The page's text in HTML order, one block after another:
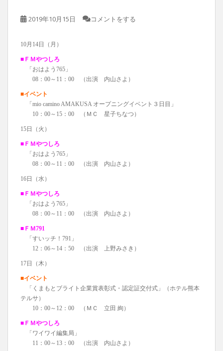
2019年10月15日 コメントをする
10月14日（月）
■ＦＭやつしろ
「おはよう765」
08：00～11：00 （出演 内山さよ）
■イベント
「mio camino AMAKUSA オープニングイベント３日目」
10：00～15：00 （ＭＣ 星子ちなつ）
15日（火）
■ＦＭやつしろ
「おはよう765」
08：00～11：00 （出演 内山さよ）
16日（水）
■ＦＭやつしろ
「おはよう765」
08：00～11：00 （出演 内山さよ）
■ＦＭ791
「すいッチ！791」
12：06～14：50 （出演 上野みさき）
17日（木）
■イベント
「くまもとブライト企業賞表彰式・認定証交付式」（ホテル熊本
テルサ）
10：00～12：00 （ＭＣ 立田 絢）
■ＦＭやつしろ
「ワイワイ編集局」
11：00～13：00 （出演 内山さよ）